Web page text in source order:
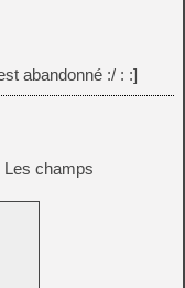
abandonné :/ : :]
Les champs